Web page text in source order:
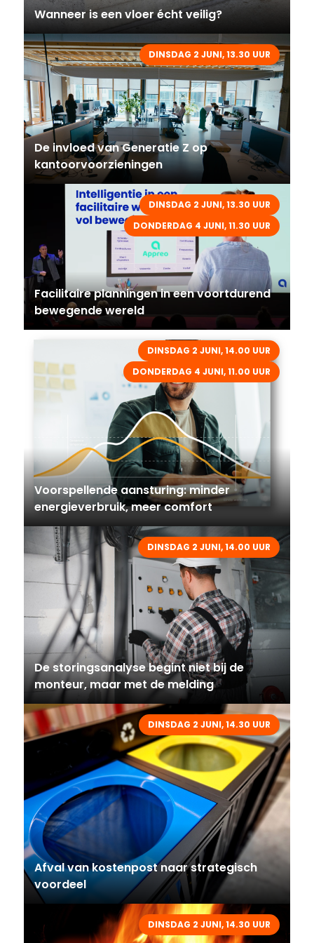
Wanneer is een vloer écht veilig?
DINSDAG 2 JUNI, 13.30 UUR
De invloed van Generatie Z op
kantoorvoorzieningen
DINSDAG 2 JUNI, 13.30 UUR
DONDERDAG 4 JUNI, 11.30 UUR
Facilitaire planningen in een voortdurend
bewegende wereld
DINSDAG 2 JUNI, 14.00 UUR
DONDERDAG 4 JUNI, 11.00 UUR
Voorspellende aansturing: minder
energieverbruik, meer comfort
DINSDAG 2 JUNI, 14.00 UUR
De storingsanalyse begint niet bij de
monteur, maar met de melding
DINSDAG 2 JUNI, 14.30 UUR
Afval van kostenpost naar strategisch
voordeel
DINSDAG 2 JUNI, 14.30 UUR